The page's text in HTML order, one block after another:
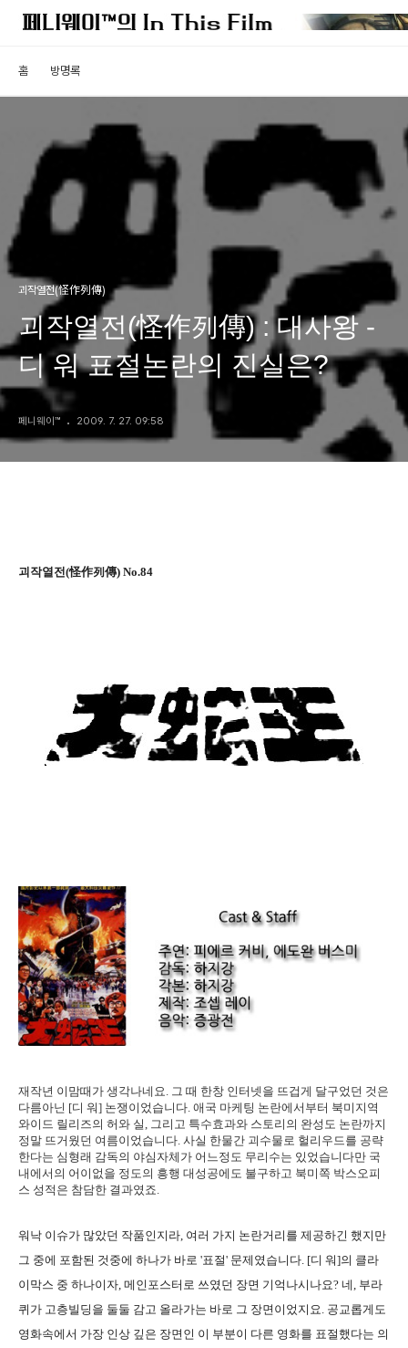
홈 방명록
괴작열전(怪作列傳)
괴작열전(怪作列傳) : 대사왕 -
디 워 표절논란의 진실은?
페니웨이™ 2009. 7. 27. 09:58
괴작열전(怪作列傳) No.84
재작년 이맘때가 생각나네요. 그 때 한창 인터넷을 뜨겁게 달구었던 것은
다름아닌 [디 워] 논쟁이었습니다. 애국 마케팅 논란에서부터 북미지역
와이드 릴리즈의 허와 실, 그리고 특수효과와 스토리의 완성도 논란까지
정말 뜨거웠던 여름이었습니다. 사실 한물간 괴수물로 헐리우드를 공략
한다는 심형래 감독의 야심자체가 어느정도 무리수는 있었습니다만 국
내에서의 어이없을 정도의 흥행 대성공에도 불구하고 북미쪽 박스오피
스 성적은 참담한 결과였죠.
워낙 이슈가 많았던 작품인지라, 여러 가지 논란거리를 제공하긴 했지만
그 중에 포함된 것중에 하나가 바로 '표절' 문제였습니다. [디 워]의 클라
이막스 중 하나이자, 메인포스터로 쓰였던 장면 기억나시나요? 네, 부라
퀴가 고층빌딩을 둘둘 감고 올라가는 바로 그 장면이었지요. 공교롭게도
영화속에서 가장 인상 깊은 장면인 이 부분이 다른 영화를 표절했다는 의